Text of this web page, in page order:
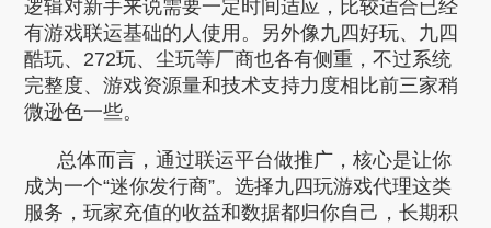
逻辑对新手来说需要一定时间适应，比较适合已经
有游戏联运基础的人使用。另外像九四好玩、九四
酷玩、272玩、尘玩等厂商也各有侧重，不过系统
完整度、游戏资源量和技术支持力度相比前三家稍
微逊色一些。
总体而言，通过联运平台做推广，核心是让你
成为一个“迷你发行商”。选择九四玩游戏代理这类
服务，玩家充值的收益和数据都归你自己，长期积